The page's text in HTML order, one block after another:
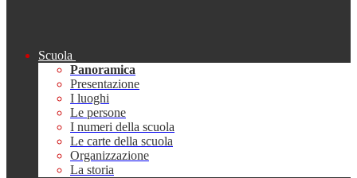
Scuola
Panoramica
Presentazione
I luoghi
Le persone
I numeri della scuola
Le carte della scuola
Organizzazione
La storia